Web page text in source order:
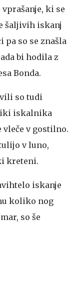
ki se
šaljivih iskanj
pa so se znašla
bi hodila z
Bonda.
so tudi
iskalnika
vleče v gostilno.
v luno,
kreteni.
iskanje
koliko nog
so še